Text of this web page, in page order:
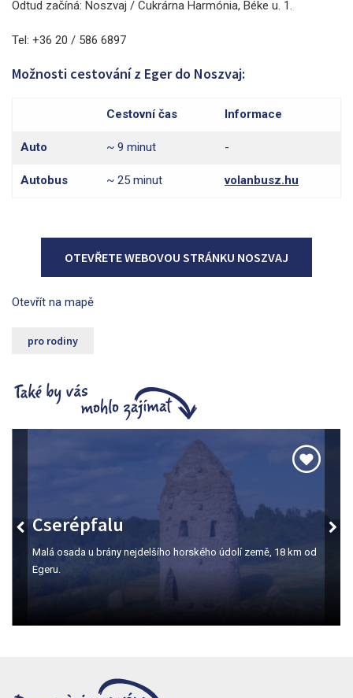
Odtud začíná: Noszvaj / Cukrárna Harmónia, Béke u. 1.
Tel: +36 20 / 586 6897
Možnosti cestování z Eger do Noszvaj:
Cestovní čas Informace
Auto ~ 9 minut -
Autobus ~ 25 minut volanbusz.hu
OTEVŘETE WEBOVOU STRÁNKU NOSZVAJ
Otevřít na mapě
pro rodiny
Cserépfalu
Malá osada u brány nejdelšího horského údolí země, 18 km od
Egeru.